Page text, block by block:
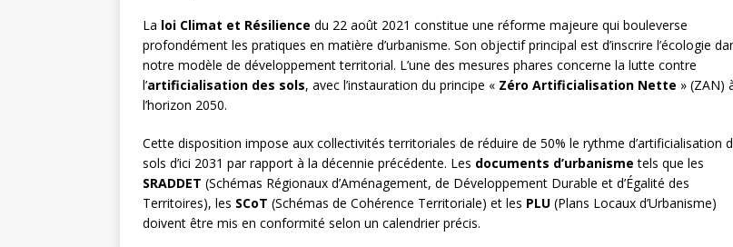
La loi Climat et Résilience du 22 août 2021 constitue une réforme majeure qui bouleverse
profondément les pratiques en matière d’urbanisme. Son objectif principal est d’inscrire l’écologie
notre modèle de développement territorial. L’une des mesures phares concerne la lutte contre
l’artificialisation des sols, avec l’instauration du principe « Zéro Artificialisation Nette » (ZAN)
l’horizon 2050.
Cette disposition impose aux collectivités territoriales de réduire de 50% le rythme d’artificialisation
sols d’ici 2031 par rapport à la décennie précédente. Les documents d’urbanisme tels que les
SRADDET (Schémas Régionaux d’Aménagement, de Développement Durable et d’Égalité des
Territoires), les SCoT (Schémas de Cohérence Territoriale) et les PLU (Plans Locaux d’Urbanisme)
doivent être mis en conformité selon un calendrier précis.